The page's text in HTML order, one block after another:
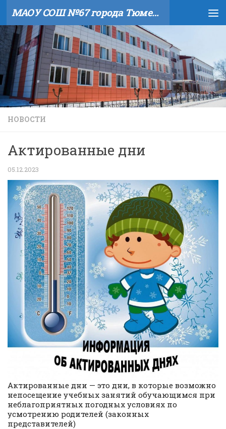
Skip to content МАОУ СОШ №67 города Тюмени
НОВОСТИ
Актированные дни
05.12.2023
Актированные дни — это дни, в которые возможно
непосещение учебных занятий обучающимся при
неблагоприятных погодных условиях по
усмотрению родителей (законных
представителей)